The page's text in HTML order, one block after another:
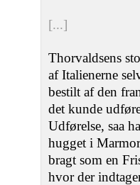
[...]
Thorvaldsens
af Italienerne
bestilt af den
det kunde
Udførelse, saa
hugget i
bragt som en
hvor der